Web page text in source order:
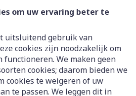
om uw ervaring beter te
uitsluitend gebruik van
cookies zijn noodzakelijk om
We maken geen
cookies; daarom bieden we
cookies te weigeren of uw
te passen. We leggen dit in